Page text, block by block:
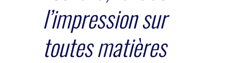
l’impression sur
toutes matières